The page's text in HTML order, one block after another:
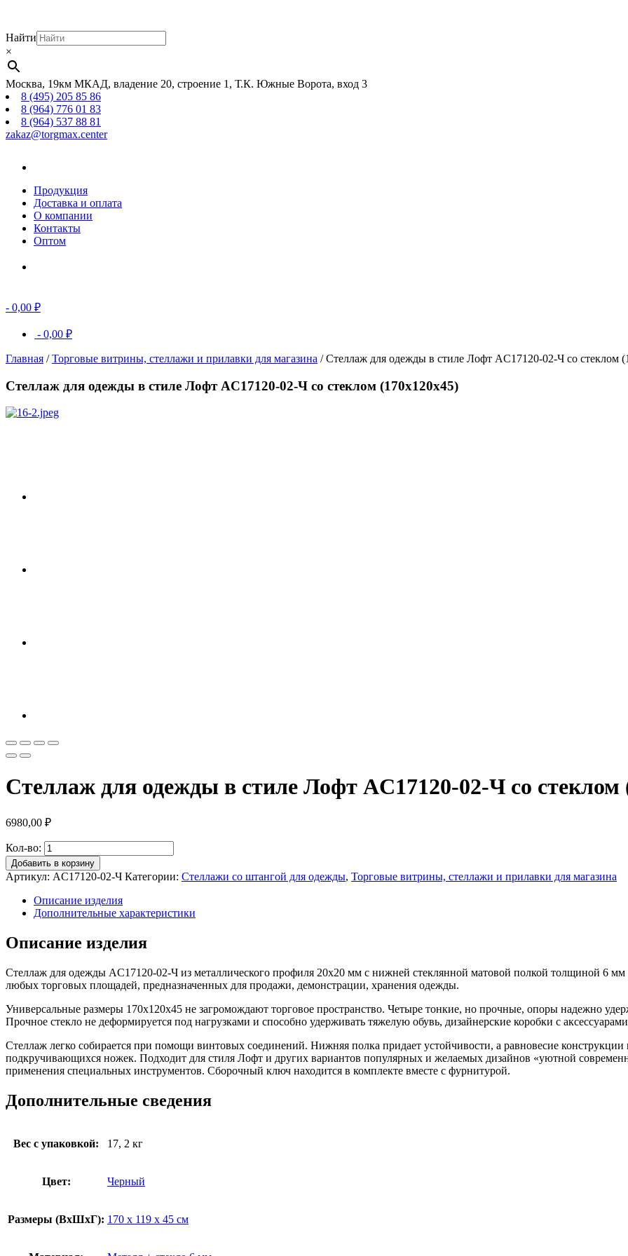
Найти
×
Москва, 19км МКАД, владение 20, строение 1, Т.К. Южные Ворота, вход 3
8 (495) 205 85 86
8 (964) 776 01 83
8 (964) 537 88 81
zakaz@torgmax.center
Продукция
Доставка и оплата
О компании
Контакты
Оптом
- 0,00 ₽
- 0,00 ₽
Главная /Торговые витрины, стеллажи и прилавки для магазина / Стеллаж для одежды в стиле Лофт AС17120-02-Ч со стеклом
Стеллаж для одежды в стиле Лофт AС17120-02-Ч со стеклом (170х120х45)
Стеллаж для одежды в стиле Лофт AС17120-02-Ч со стеклом
6980,00 ₽
Кол-во:
Добавить в корзину
Артикул: AС17120-02-Ч Категории: Стеллажи со штангой для одежды, Торговые витрины, стеллажи и прилавки для магазина
Описание изделия
Дополнительные характеристики
Описание изделия
Стеллаж для одежды AС17120-02-Ч из металлического профиля 20х20 мм с нижней стеклянной матовой полкой толщиной 6 мм
любых торговых площадей, предназначенных для продажи, демонстрации, хранения одежды.
Универсальные размеры 170х120х45 не загромождают торговое пространство. Четыре тонкие, но прочные, опоры надежно
Прочное стекло не деформируется под нагрузками и способно удерживать тяжелую обувь, дизайнерские коробки с
Стеллаж легко собирается при помощи винтовых соединений. Нижняя полка придает устойчивости, а равновесие
подкручивающихся ножек. Подходит для стиля Лофт и других вариантов популярных и желаемых дизайнов «уютной
применения специальных инструментов. Сборочный ключ находится в комплекте вместе с фурнитурой.
Дополнительные сведения
Вес с упаковкой: 17, 2 кг
Цвет: Черный
Размеры (ВxШxГ): 170 x 119 x 45 см